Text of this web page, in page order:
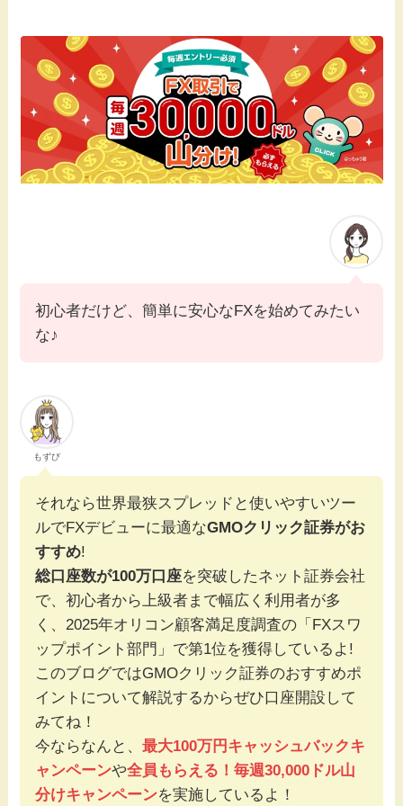
初心者だけど、簡単に安心なFXを始めてみたい
な♪
もずび
それなら世界最狭スプレッドと使いやすいツー
ルでFXデビューに最適なGMOクリック証券がお
すすめ!
総口座数が100万口座を突破したネット証券会社
で、初心者から上級者まで幅広く利用者が多
く、2025年オリコン顧客満足度調査の「FXスワ
ップポイント部門」で第1位を獲得しているよ!
このブログではGMOクリック証券のおすすめポ
イントについて解説するからぜひ口座開設して
みてね！
今ならなんと、最大100万円キャッシュバックキ
ャンペーンや全員もらえる！毎週30,000ドル山
分けキャンペーンを実施しているよ！